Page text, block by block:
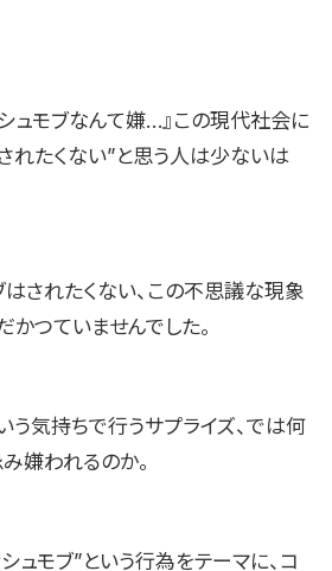
ュモブなんて嫌…』この現代社会に
れたくない”と思う人は少ないは
はされたくない、この不思議な現象
つていませんでした。
う気持ちで行うサプライズ、では何
嫌われるのか。
ュモブ”という行為をテーマに、コ